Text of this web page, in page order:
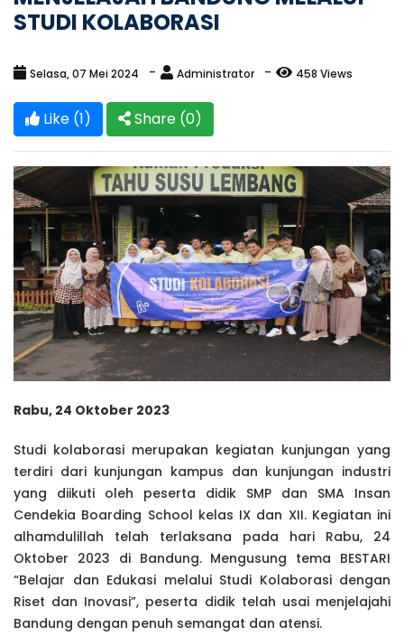
STUDI KOLABORASI
Selasa, 07 Mei 2024 Administrator 458 Views
Like (1) Share (0)
Rabu, 24 Oktober 2023
Studi kolaborasi merupakan kegiatan kunjungan yang
terdiri dari kunjungan kampus dan kunjungan industri
yang diikuti oleh peserta didik SMP dan SMA Insan
Cendekia Boarding School kelas IX dan XII. Kegiatan ini
alhamdulillah telah terlaksana pada hari Rabu, 24
Oktober 2023 di Bandung. Mengusung tema BESTARI
“Belajar dan Edukasi melalui Studi Kolaborasi dengan
Riset dan Inovasi”, peserta didik telah usai menjelajahi
Bandung dengan penuh semangat dan atensi.